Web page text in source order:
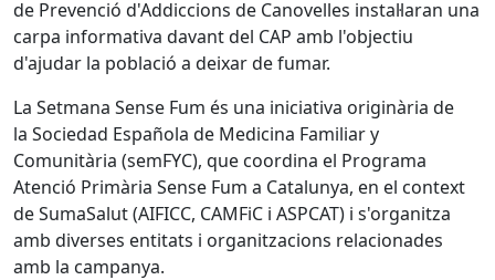
de Prevenció d'Addiccions de Canovelles instal·laran una
carpa informativa davant del CAP amb l'objectiu
d'ajudar la població a deixar de fumar.
La Setmana Sense Fum és una iniciativa originària de
la Sociedad Española de Medicina Familiar y
Comunitària (semFYC), que coordina el Programa
Atenció Primària Sense Fum a Catalunya, en el context
de SumaSalut (AIFICC, CAMFiC i ASPCAT) i s'organitza
amb diverses entitats i organitzacions relacionades
amb la campanya.